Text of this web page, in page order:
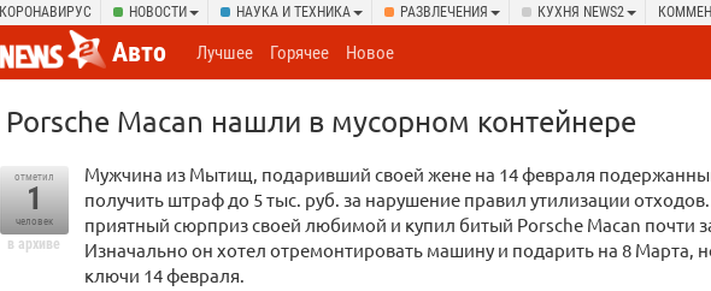
КОРОНАВИРУС НОВОСТИ НАУКА И ТЕХНИКА РАЗВЛЕЧЕНИЯ КУХНЯ NEWS2
Авто Лучшее Горячее Новое
Porsche Macan нашли в мусорном контейнере
отметил
1
человек
в архиве
Мужчина из Мытищ, подаривший своей жене на 14 февраля
получить штраф до 5 тыс. руб. за нарушение правил утилизации отходов.
приятный сюрприз своей любимой и купил битый Porsche Macan почти
Изначально он хотел отремонтировать машину и подарить на 8 Марта,
ключи 14 февраля.